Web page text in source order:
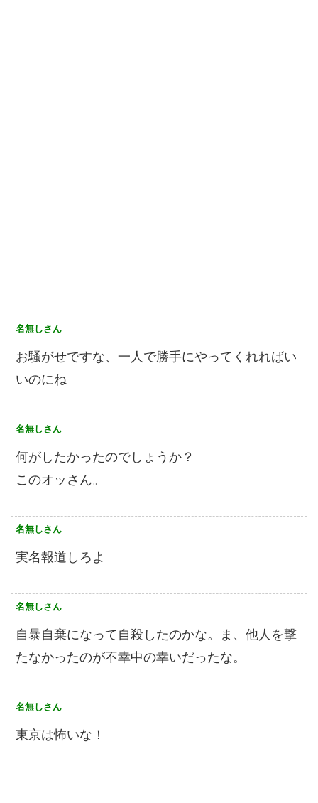
名無しさん
お騒がせですな、一人で勝手にやってくれればい
いのにね
名無しさん
何がしたかったのでしょうか？
このオッさん。
名無しさん
実名報道しろよ
名無しさん
自暴自棄になって自殺したのかな。ま、他人を撃
たなかったのが不幸中の幸いだったな。
名無しさん
東京は怖いな！